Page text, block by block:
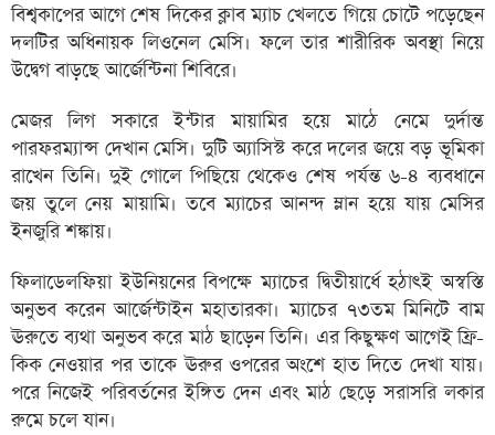
বিশ্বকাপের আগে শেষ দিকের ক্লাব ম্যাচ খেলতে গিয়ে চোটে পড়েছেন
দলটির অধিনায়ক লিওনেল মেসি। ফলে তার শারীরিক অবস্থা নিয়ে
উদ্বেগ বাড়ছে আর্জেন্টিনা শিবিরে।
মেজর লিগ সকারে ইন্টার মায়ামির হয়ে মাঠে নেমে দুর্দান্ত
পারফরম্যান্স দেখান মেসি। দুটি অ্যাসিস্ট করে দলের জয়ে বড় ভূমিকা
রাখেন তিনি। দুই গোলে পিছিয়ে থেকেও শেষ পর্যন্ত ৬-৪ ব্যবধানে
জয় তুলে নেয় মায়ামি। তবে ম্যাচের আনন্দ ম্লান হয়ে যায় মেসির
ইনজুরি শঙ্কায়।
ফিলাডেলফিয়া ইউনিয়নের বিপক্ষে ম্যাচের দ্বিতীয়ার্ধে হঠাৎই অস্বস্তি
অনুভব করেন আর্জেন্টাইন মহাতারকা। ম্যাচের ৭৩তম মিনিটে বাম
ঊরুতে ব্যথা অনুভব করে মাঠ ছাড়েন তিনি। এর কিছুক্ষণ আগেই ফ্রি-
কিক নেওয়ার পর তাকে ঊরুর ওপরের অংশে হাত দিতে দেখা যায়।
পরে নিজেই পরিবর্তনের ইঙ্গিত দেন এবং মাঠ ছেড়ে সরাসরি লকার
রুমে চলে যান।